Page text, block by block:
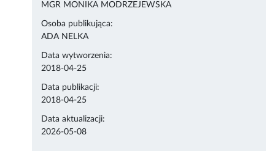
MGR MONIKA MODRZEJEWSKA
Osoba publikująca:
ADA NELKA
Data wytworzenia:
2018-04-25
Data publikacji:
2018-04-25
Data aktualizacji:
2026-05-08